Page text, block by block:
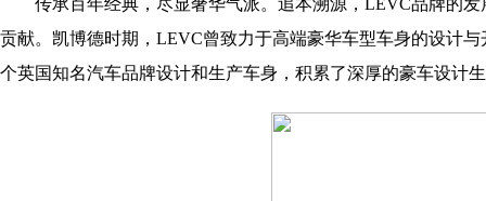
传承百年经典，尽显奢华气派。追本溯源，LEVC品牌的
贡献。凯博德时期，LEVC曾致力于高端豪华车型车身的设计
个英国知名汽车品牌设计和生产车身，积累了深厚的豪车设计